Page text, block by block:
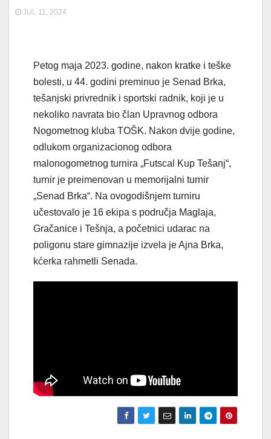
JUL 11, 2024
Petog maja 2023. godine, nakon kratke i teške
bolesti, u 44. godini preminuo je Senad Brka,
tešanjski privrednik i sportski radnik, koji je u
nekoliko navrata bio član Upravnog odbora
Nogometnog kluba TOŠK. Nakon dvije godine,
odlukom organizacionog odbora
malonogometnog turnira „Futscal Kup Tešanj“,
turnir je preimenovan u memorijalni turnir
„Senad Brka“. Na ovogodišnjem turniru
učestovalo je 16 ekipa s područja Maglaja,
Gračanice i Tešnja, a početnici udarac na
poligonu stare gimnazije izvela je Ajna Brka,
kćerka rahmetli Senada.